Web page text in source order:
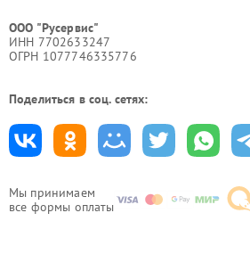
Мы принимаем
все формы оплаты
ООО "Русервис"
ИНН 7702633247
ОГРН 1077746335776
Поделиться в соц. сетях: